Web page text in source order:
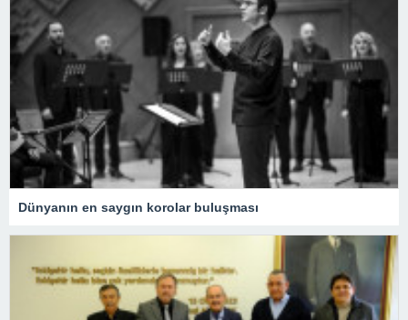
Dünyanın en saygın korolar buluşması